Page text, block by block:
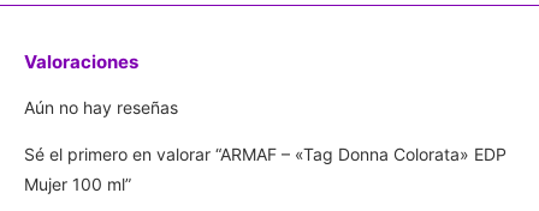
Valoraciones
Aún no hay reseñas
Sé el primero en valorar “ARMAF – «Tag Donna Colorata» EDP
Mujer 100 ml”